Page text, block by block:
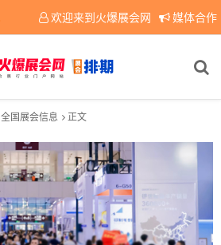
欢迎来到火爆展会网 媒体合作
全国展会信息 正文